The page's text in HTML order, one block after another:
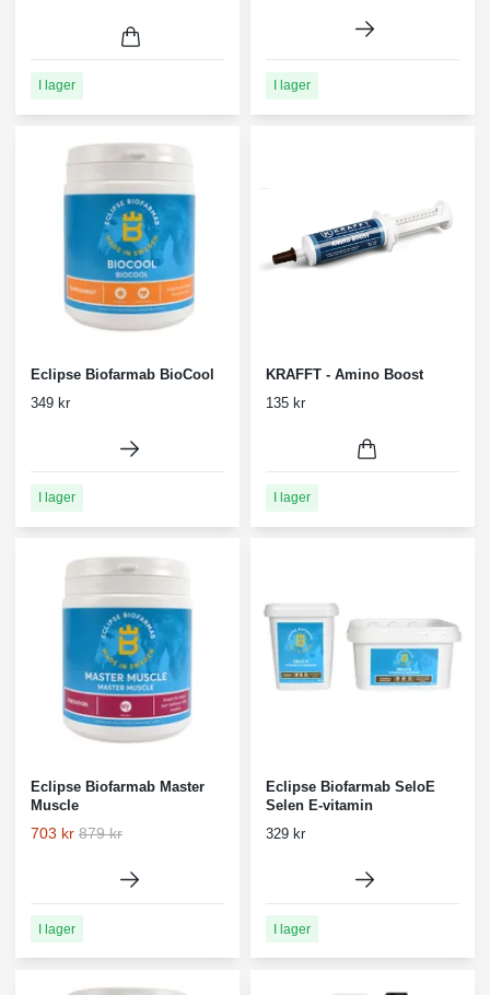
I lager I lager
Eclipse Biofarmab BioCool
349 kr
I lager
KRAFFT - Amino Boost
135 kr
I lager
Eclipse Biofarmab Master
Muscle
703 kr 879 kr
I lager
Eclipse Biofarmab SeloE
Selen E-vitamin
329 kr
I lager